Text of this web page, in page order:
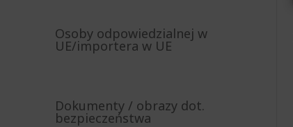
Osoby odpowiedzialnej w
UE/importera w UE
Dokumenty / obrazy dot.
bezpieczeństwa